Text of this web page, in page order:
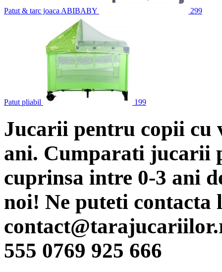
Patut & tarc joaca ABIBABY 299
Patut pliabil 199
Jucarii pentru copii cu
ani. Cumparati jucarii
cuprinsa intre 0-3 ani
noi! Ne puteti contacta
555 0769 925 666